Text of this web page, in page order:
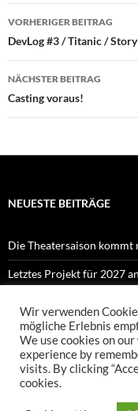
VORHERIGER BEITRAG
DevLog #3 / Titanic /
NÄCHSTER BEITRAG
Casting voraus!
NEUESTE BEITRÄGE
Die Theatersaison kommt
Letztes Projekt für 2027
Proben zu Orpheus
Neues Projekt „Orpheus
Wir verwenden
mögliche Erlebnis
We use cookies on
experience by
visits. By clicking
cookies.